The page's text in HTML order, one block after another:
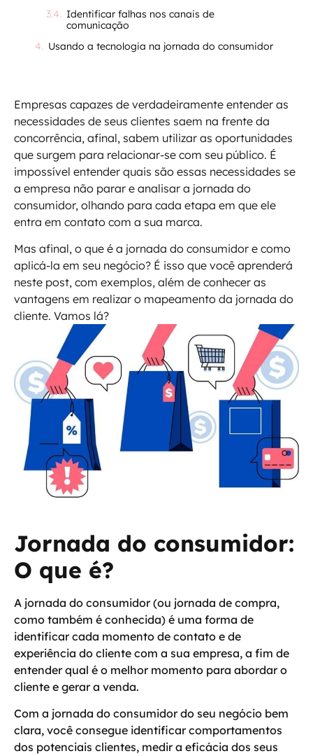
Identificar falhas nos canais de
comunicação
Usando a tecnologia na jornada do consumidor
Empresas capazes de verdadeiramente entender as
necessidades de seus clientes saem na frente da
concorrência, afinal, sabem utilizar as oportunidades
que surgem para relacionar-se com seu público. É
impossível entender quais são essas necessidades se
a empresa não parar e analisar a jornada do
consumidor, olhando para cada etapa em que ele
entra em contato com a sua marca.
Mas afinal, o que é a jornada do consumidor e como
aplicá-la em seu negócio? É isso que você aprenderá
neste post, com exemplos, além de conhecer as
vantagens em realizar o mapeamento da jornada do
cliente. Vamos lá?
Jornada do consumidor:
O que é?
A jornada do consumidor (ou jornada de compra,
como também é conhecida) é uma forma de
identificar cada momento de contato e de
experiência do cliente com a sua empresa, a fim de
entenderqual é o melhor momento para abordar o
cliente e gerar a venda.
Com a jornada do consumidor do seu negócio bem
clara, você consegue identificar comportamentos
dos potenciais clientes, medir a eficácia dos seus